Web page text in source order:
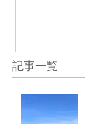
記事一覧